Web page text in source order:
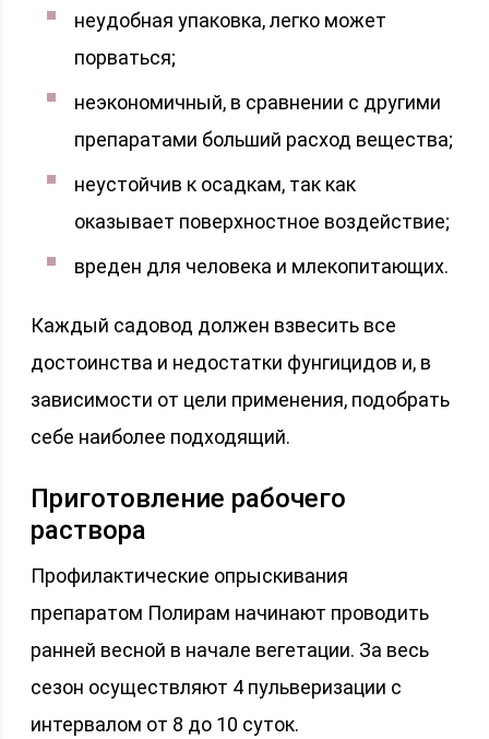
неудобная упаковка, легко может
порваться;
неэкономичный, в сравнении с другими
препаратами больший расход вещества;
неустойчив к осадкам, так как
оказывает поверхностное воздействие;
вреден для человека и млекопитающих.
Каждый садовод должен взвесить все
достоинства и недостатки фунгицидов и, в
зависимости от цели применения, подобрать
себе наиболее подходящий.
Приготовление рабочего
раствора
Профилактические опрыскивания
препаратом Полирам начинают проводить
ранней весной в начале вегетации. За весь
сезон осуществляют 4 пульверизации с
интервалом от 8 до 10 суток.